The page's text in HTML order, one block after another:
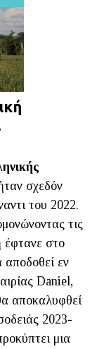
σχεδόν
του 2022.
τις
έφτανε στο
εν
Daniel,
αποκαλυφθεί
2023-
μια